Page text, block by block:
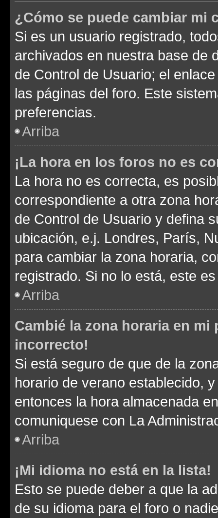
¿Cómo se puede cambiar mi
Si es un usuario registrado,
archivados en nuestra base de
de Control de Usuario; el
las páginas del foro. Este
preferencias.
Arriba
¡La hora en los foros no es
La hora no es correcta, es
correspondiente a otra zona
de Control de Usuario y defina
ubicación, e.j. Londres, París,
para cambiar la zona horaria,
registrado. Si no lo está, este
Arriba
Cambié la zona horaria en
incorrecto!
Si está seguro de que de la
horario de verano establecido,
entonces la hora almacenada
comuniquese con La
Arriba
¡Mi idioma no está en la lista!
Esto se puede deber a que la
de su idioma para el foro o